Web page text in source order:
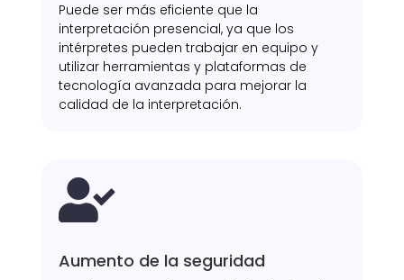
Puede ser más eficiente que la
interpretación presencial, ya que los
intérpretes pueden trabajar en equipo y
utilizar herramientas y plataformas de
tecnología avanzada para mejorar la
calidad de la interpretación.

Aumento de la seguridad